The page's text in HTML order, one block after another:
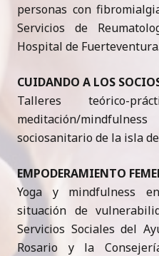
personas con
Servicios de
Hospital de Fuerteventura.
CUIDANDO A LOS
Talleres teórico-
meditación/
sociosanitario de la isla
EMPODERAMIENTO
Yoga y mindfulness
situación de
Servicios Sociales del
Rosario y la